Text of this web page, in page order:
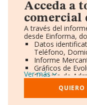
Acceda a
comercial
A través del
desde Einforma,
Datos
Teléfono,
Informe
Gráficos de
Consejo de
Directivos y
Accionistas.
Participaciones
Ver más